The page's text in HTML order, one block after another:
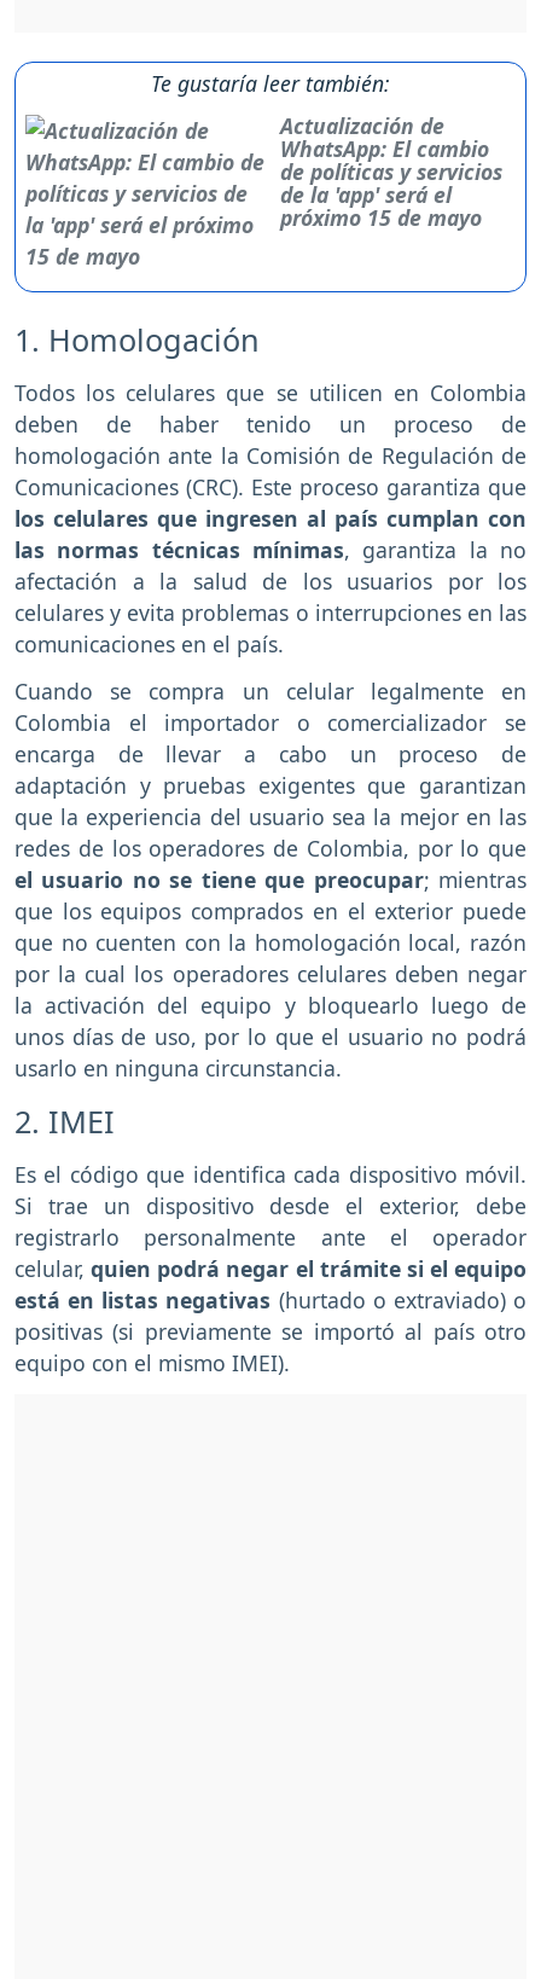
Te gustaría leer también:
Actualización de
WhatsApp: El cambio
de políticas y servicios
de la 'app' será el
próximo 15 de mayo
1. Homologación
Todos los celulares que se utilicen en Colombia
deben de haber tenido un proceso de
homologación ante la Comisión de Regulación de
Comunicaciones (CRC). Este proceso garantiza que
los celulares que ingresen al país cumplan con
las normas técnicas mínimas, garantiza la no
afectación a la salud de los usuarios por los
celulares y evita problemas o interrupciones en las
comunicaciones en el país.
Cuando se compra un celular legalmente en
Colombia el importador o comercializador se
encarga de llevar a cabo un proceso de
adaptación y pruebas exigentes que garantizan
que la experiencia del usuario sea la mejor en las
redes de los operadores de Colombia, por lo que
el usuario no se tiene que preocupar; mientras
que los equipos comprados en el exterior puede
que no cuenten con la homologación local, razón
por la cual los operadores celulares deben negar
la activación del equipo y bloquearlo luego de
unos días de uso, por lo que el usuario no podrá
usarlo en ninguna circunstancia.
2. IMEI
Es el código que identifica cada dispositivo móvil.
Si trae un dispositivo desde el exterior, debe
registrarlo personalmente ante el operador
celular,quien podrá negar el trámite si el equipo
está en listas negativas (hurtado o extraviado) o
positivas (si previamente se importó al país otro
equipo con el mismo IMEI).